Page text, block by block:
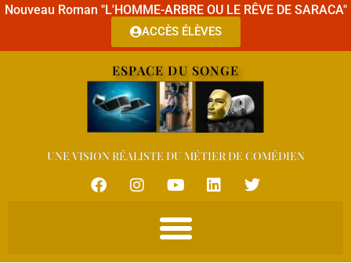
Nouveau Roman "L'HOMME-ARBRE OU LE RÊVE DE SARACA"
ACCÈS ÉLÈVES
ESPACE DU SONGE
UNE VISION RÉALISTE DU MÉTIER DE COMÉDIEN